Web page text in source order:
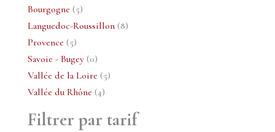
produits
Bourgogne 55
produits
Languedoc-Roussillon 88
Provence 55
produits
Savoie - Bugey 00
produit
Vallée de la Loire 55
Vallée du Rhône 44
Filtrer par tarif